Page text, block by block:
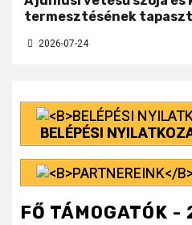
termesztésének
2026-07-24
BELÉPÉSI
FŐ TÁMOGATÓK -